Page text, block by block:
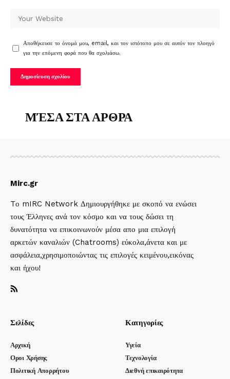
Αποθήκευσε το όνομά μου, email, και τον ιστότοπο μου σε αυτόν τον πλοηγό
για την επόμενη φορά που θα σχολιάσω.
ΜΈΣΑ ΣΤΑ ΑΡΘΡΑ
Mirc.gr
Tο mIRC Network Δημιουργήθηκε με σκοπό να ενώσει
τους Έλληνες ανά τον κόσμο και να τους δώσει τη
δυνατότητα να επικοινωνούν μέσα απο μια επιλογή
αρκετών καναλιών (Chatrooms) εύκολα,άνετα και με
ασφάλεια,χρησιμοποιώντας τις επιλογές κειμένου,εικόνας
και ήχου!
Σελίδες
Αρχική
Οροι Χρήσης
Πολιτική Απορρήτου
Κατηγορίες
Υγεία
Τεχνολογία
Διεθνή επικαιρότητα